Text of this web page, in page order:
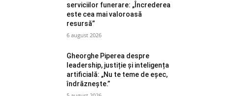
serviciilor funerare: „Încrederea
este cea mai valoroasă
resursă”
6 august 2026
Gheorghe Piperea despre
leadership, justiție și inteligența
artificială: „Nu te teme de eșec,
îndrăznește.”